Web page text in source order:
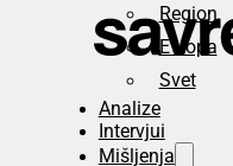
Region
Evropa
Svet
Analize
Intervjui
Mišljenja